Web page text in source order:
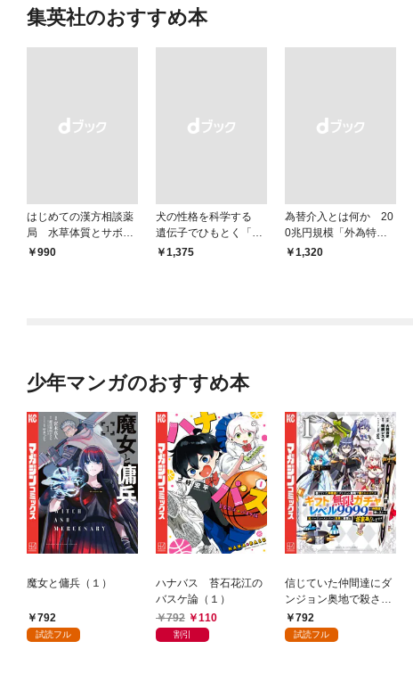
集英社のおすすめ本
はじめての漢方相談薬
局 水草体質とサボテ
ン体質
￥990
犬の性格を科学する
遺伝子でひもとく「最
良の友」の進化
￥1,375
為替介入とは何か 20
0兆円規模「外為特
会」が生まれた謎
￥1,320
少年マンガのおすすめ本
魔女と傭兵（１）
792
試読フル
ハナバス 苔石花江の
バスケ論（１）
792
110
割引
信じていた仲間達にダ
ンジョン奥地で殺され
かけたがギフト『無限
ガチャ』でレベル９９
792
試読フル